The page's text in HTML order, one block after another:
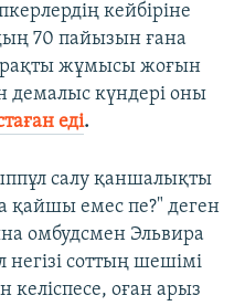
кейбіріне
70 пайызын ғана
жұмысы жоғын
демалыс күндері оны
еді.
салу қаншалықты
қайшы емес пе?" деген
омбудсмен Эльвира
соттың шешімі
оған арыз